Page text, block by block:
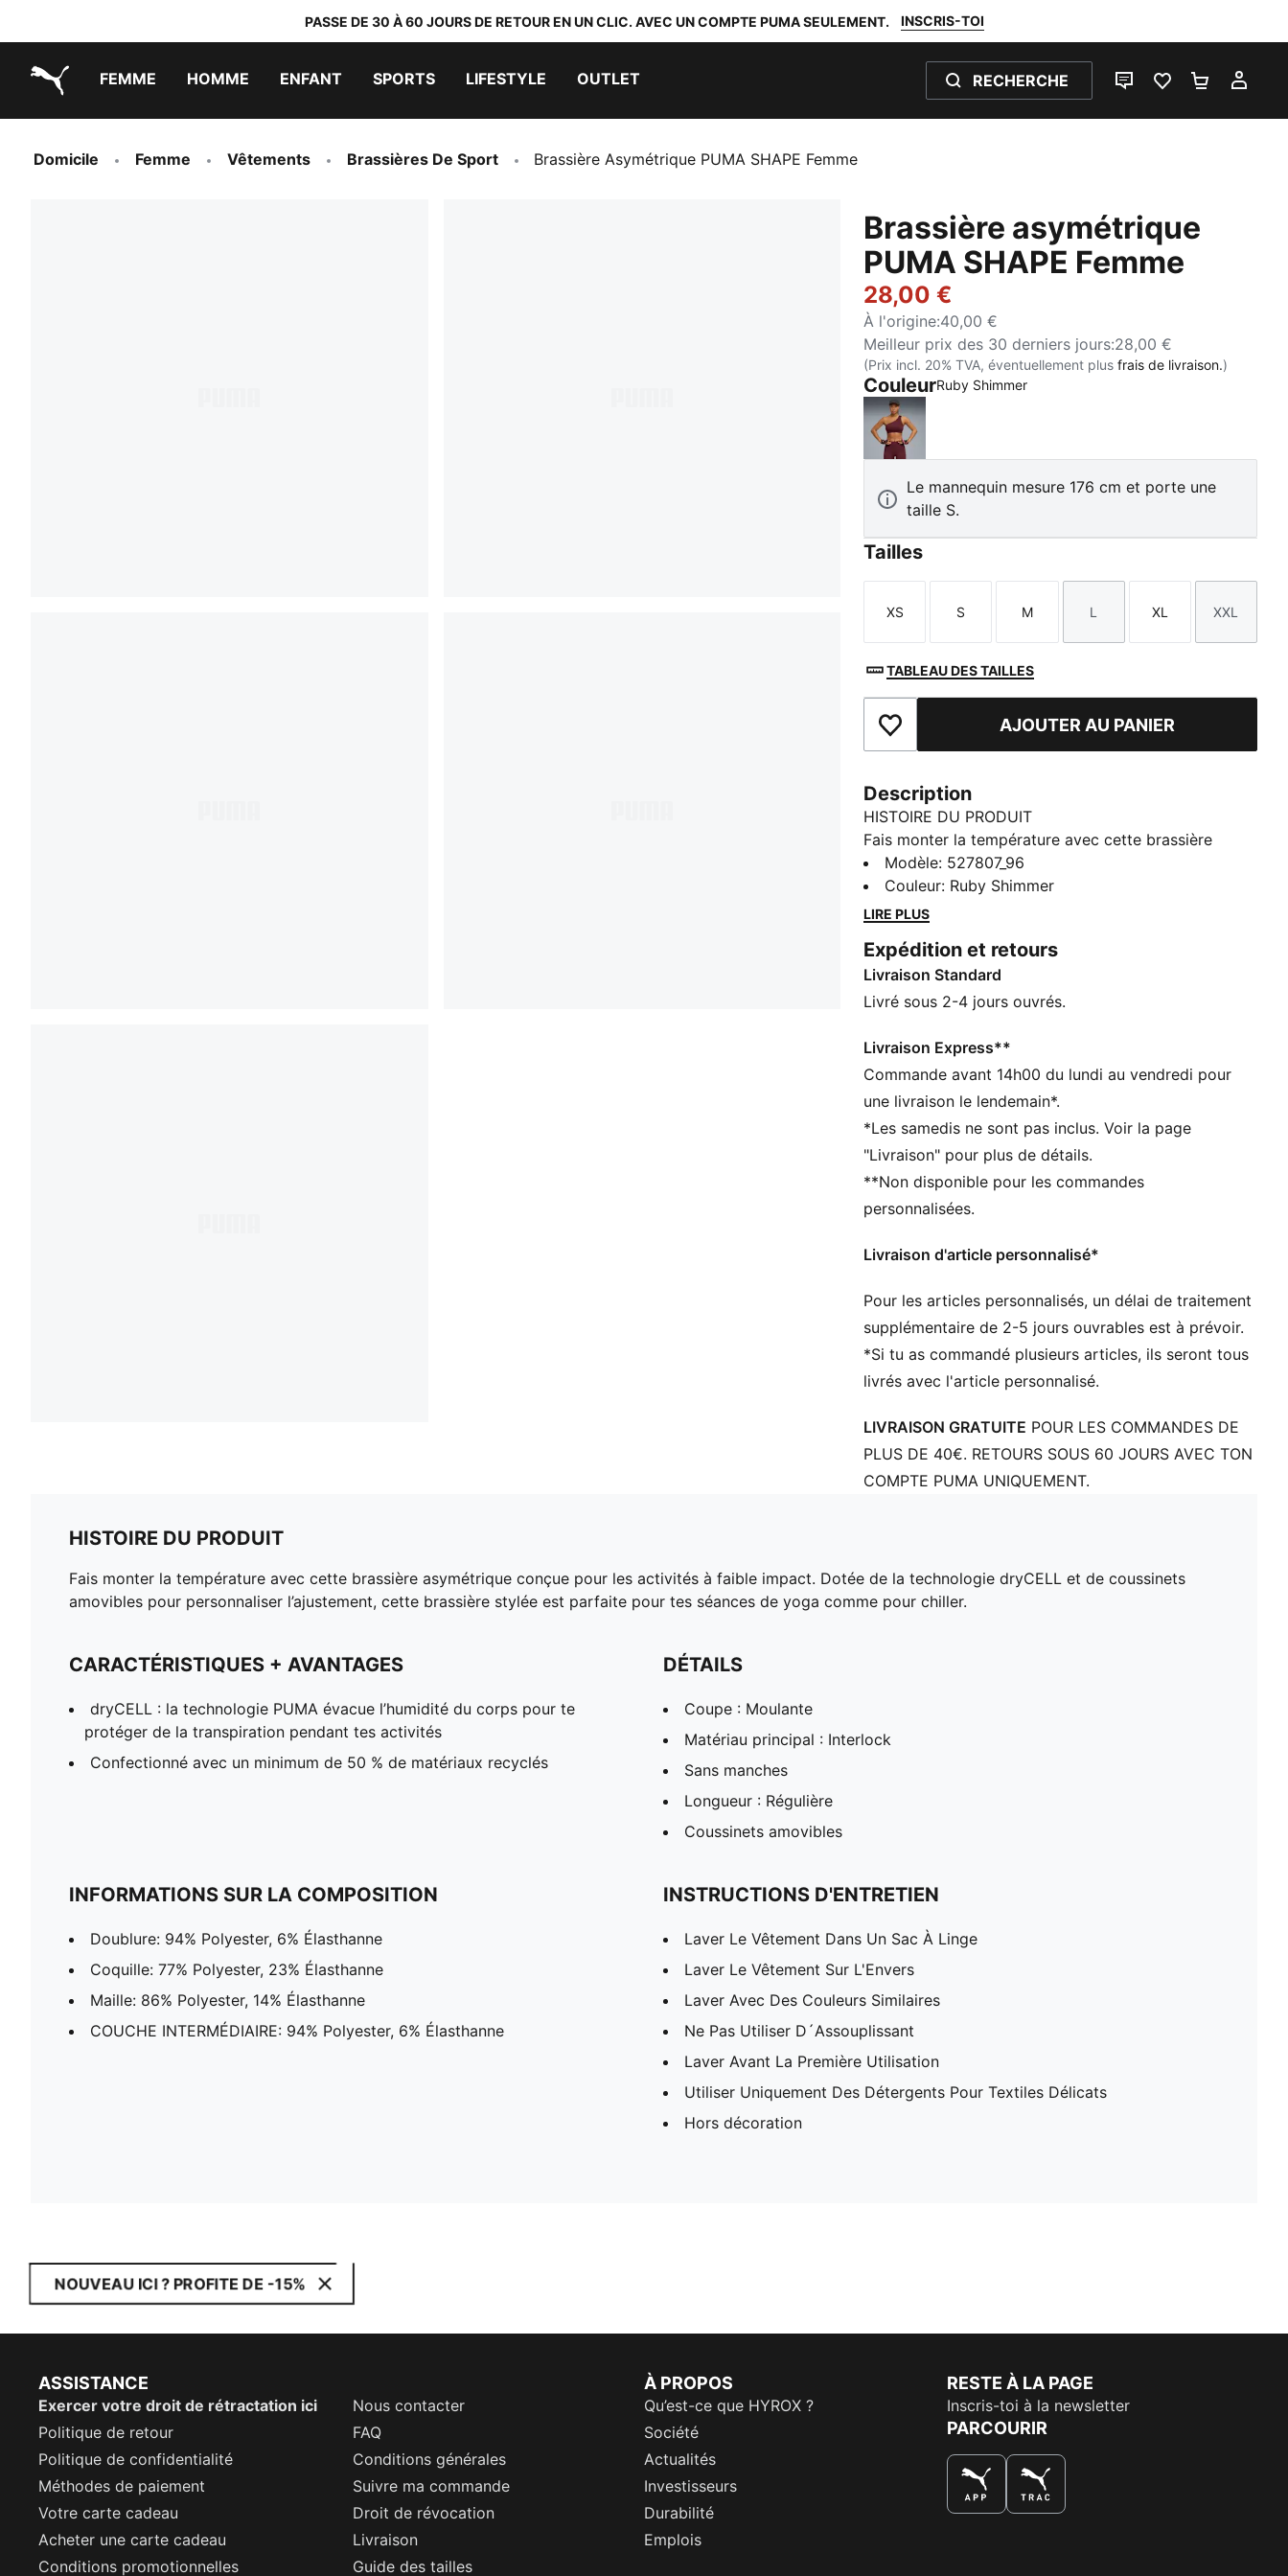
PASSE DE 30 À 60 JOURS DE RETOUR EN UN CLIC. AVEC UN COMPTE PUMA SEULEMENT. INSCRIS-TOI
FEMME HOMME ENFANT SPORTS LIFESTYLE OUTLET RECHERCHE
LIVE CHATFAVORIS 0PANIER 0
Domicile Femme Vêtements Brassières De Sport Brassière Asymétrique PUMA SHAPE Femme
Brassière asymétrique
PUMA SHAPE Femme
28,00 €
À l'origine:40,00 €
Meilleur prix des 30 derniers jours:28,00 €
(Prix incl. 20% TVA, éventuellement plusfrais de livraison.)
CouleurRuby Shimmer
Ruby Shimmer
Le mannequin mesure 176 cm et porte une
taille S.
Tailles
Taille
XS
Taille
S
Taille
M
Taille
L
Taille
XL
Taille
XXL
TABLEAU DES TAILLES
Ajouter aux favorisAJOUTER AU PANIER
Description
HISTOIRE DU PRODUIT
Fais monter la température avec cette brassière
asymétrique conçue pour les activités à faible impact.
Dotée de la technologie dryCELL et de coussinets
amovibles pour personnaliser l’ajustement, cette
yoga comme pour chiller.
CARACTÉRISTIQUES + AVANTAGES
dryCELL : la technologie PUMA évacue l’humidité du
tes activités
Confectionné avec un minimum de 50 % de matériaux
recyclés
Coupe : Moulante
Matériau principal : Interlock
Sans manches
Longueur : Régulière
Modèle: 527807_96
Couleur: Ruby Shimmer
LIRE PLUS
Expédition et retours
Livraison Standard
Livré sous 2-4 jours ouvrés.
Livraison Express**
Commande avant 14h00 du lundi au vendredi pour
une livraison le lendemain*.
*Les samedis ne sont pas inclus. Voir la page
"Livraison" pour plus de détails.
**Non disponible pour les commandes
personnalisées.
Livraison d'article personnalisé*
Pour les articles personnalisés, un délai de traitement
supplémentaire de 2-5 jours ouvrables est à prévoir.
*Si tu as commandé plusieurs articles, ils seront tous
livrés avec l'article personnalisé.
LIVRAISON GRATUITE POUR LES COMMANDES DE
PLUS DE 40€. RETOURS SOUS 60 JOURS AVEC TON
COMPTE PUMA UNIQUEMENT.
HISTOIRE DU PRODUIT
Fais monter la température avec cette brassière asymétrique conçue pour les activités à faible impact. Dotée de la technologie dryCELL et de coussinets
amovibles pour personnaliser l’ajustement, cette brassière stylée est parfaite pour tes séances de yoga comme pour chiller.
CARACTÉRISTIQUES + AVANTAGES
dryCELL : la technologie PUMA évacue l’humidité du corps pour te
protéger de la transpiration pendant tes activités
Confectionné avec un minimum de 50 % de matériaux recyclés
DÉTAILS
Coupe : Moulante
Matériau principal : Interlock
Sans manches
Longueur : Régulière
Coussinets amovibles
INFORMATIONS SUR LA COMPOSITION
Doublure: 94% Polyester, 6% Élasthanne
Coquille: 77% Polyester, 23% Élasthanne
Maille: 86% Polyester, 14% Élasthanne
COUCHE INTERMÉDIAIRE: 94% Polyester, 6% Élasthanne
INSTRUCTIONS D'ENTRETIEN
Laver Le Vêtement Dans Un Sac À Linge
Laver Le Vêtement Sur L'Envers
Laver Avec Des Couleurs Similaires
Ne Pas Utiliser D´Assouplissant
Laver Avant La Première Utilisation
Utiliser Uniquement Des Détergents Pour Textiles Délicats
Hors décoration
NOUVEAU ICI ? PROFITE DE -15%
ASSISTANCE
Exercer votre droit de rétractation ici
Nous contacter
Politique de retour
FAQ
Politique de confidentialité
Conditions générales
Méthodes de paiement
Suivre ma commande
Votre carte cadeau
Droit de révocation
Acheter une carte cadeau
Livraison
Conditions promotionnelles
Guide des tailles
À PROPOS
Qu’est-ce que HYROX ?
Société
Actualités
Investisseurs
Durabilité
Emplois
RESTE À LA PAGE
Inscris-toi à la newsletter
PARCOURIR